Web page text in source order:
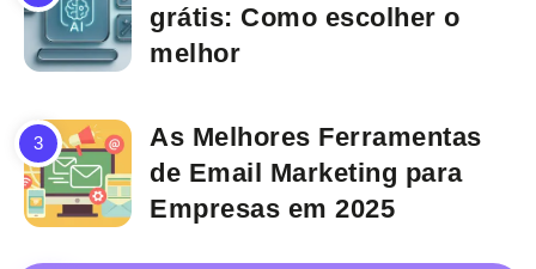
grátis: Como escolher o
melhor
As Melhores Ferramentas
de Email Marketing para
Empresas em 2025